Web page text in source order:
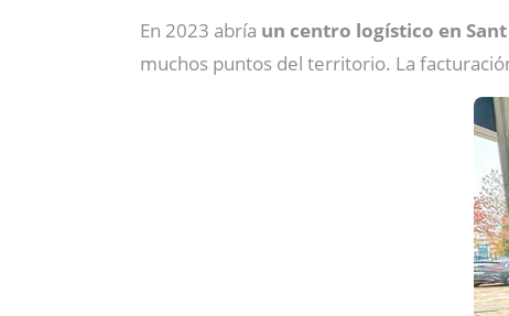
En 2023 abría un centro logístico en Sant
muchos puntos del territorio. La